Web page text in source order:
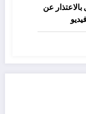
عن